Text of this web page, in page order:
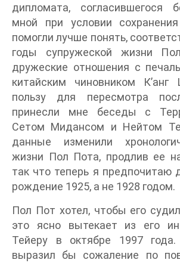
дипломата, согласившегося
мной при условии
помогли лучше понять,
годы супружеской жизни
дружеские отношения с
китайским чиновником
пользу для пересмотра
принесли мне беседы с
Сетом Мидансом и Нейтом
данные изменили
жизни Пол Пота, продлив ее
так что теперь я предпочитаю
рождение 1925, а не 1928 годом.
Пол Пот хотел, чтобы его
это ясно вытекает из его
Тейеру в октябре 1997
выразил бы сожаление по